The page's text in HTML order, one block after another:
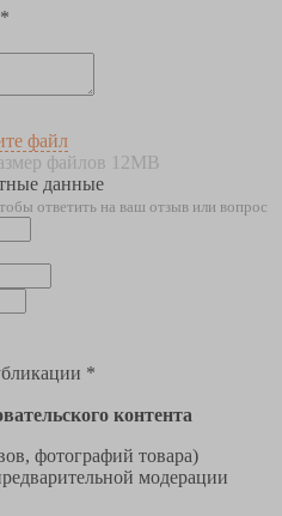
файл
файлов 12MB
данные
ответить на ваш отзыв или вопрос
*
контента
фотографий товара)
модерации